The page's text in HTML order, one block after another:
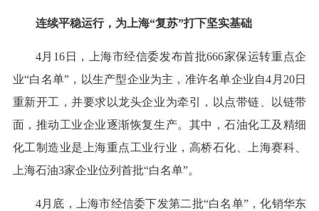
连续平稳运行，为上海“复苏”打下坚实基础
4月16日，上海市经信委发布首批666家保运转重点企
业“白名单”，以生产型企业为主，准许名单企业自4月20日
重新开工，并要求以龙头企业为牵引，以点带链、以链带
面，推动工业企业逐渐恢复生产。其中，石油化工及精细
化工制造业是上海重点工业行业，高桥石化、上海赛科、
上海石油3家企业位列首批“白名单”。
4月底，上海市经信委下发第二批“白名单”，化销华东